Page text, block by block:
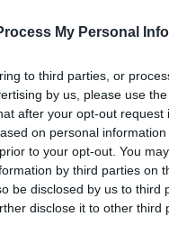
My Personal
to third parties, or
by us, please use
after your opt-out request
on personal
to your opt-out. You
by third parties on
be disclosed by us to third
disclose it to other third